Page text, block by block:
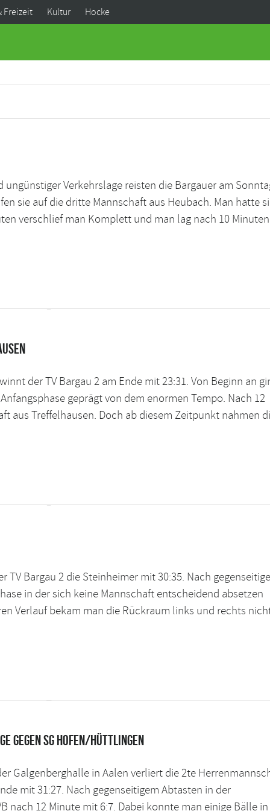
Freizeit Kultur Hocke
Verkehrslage reisten die Bargauer am
sie auf die dritte Mannschaft aus Heubach. Man hatte
verschlief man Komplett und man lag nach 10
der TV Bargau 2 am Ende mit 23:31. Von Beginn an
geprägt von dem enormen Tempo. Nach 12
aus Treffelhausen. Doch ab diesem Zeitpunkt nahmen
Bargau 2 die Steinheimer mit 30:35. Nach
in der sich keine Mannschaft entscheidend absetzen
Verlauf bekam man die Rückraum links und rechts
gegen SG Hofen/Hüttlingen
Galgenberghalle in Aalen verliert die 2te
mit 31:27. Nach gegenseitigem Abtasten in der
nach 12 Minute mit 6:7. Dabei konnte man einige Bälle